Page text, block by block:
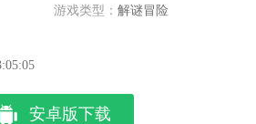
游戏类型：解谜冒险
安卓版下载